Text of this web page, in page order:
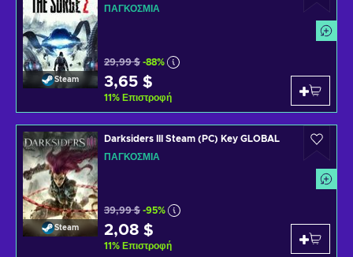
Steam
ΠΑΓΚΌΣΜΙΑ
29,99 $ -88%
3,65 $
11% Επιστροφή
Steam
Darksiders III Steam (PC) Key GLOBAL
ΠΑΓΚΌΣΜΙΑ
39,99 $ -95%
2,08 $
11% Επιστροφή